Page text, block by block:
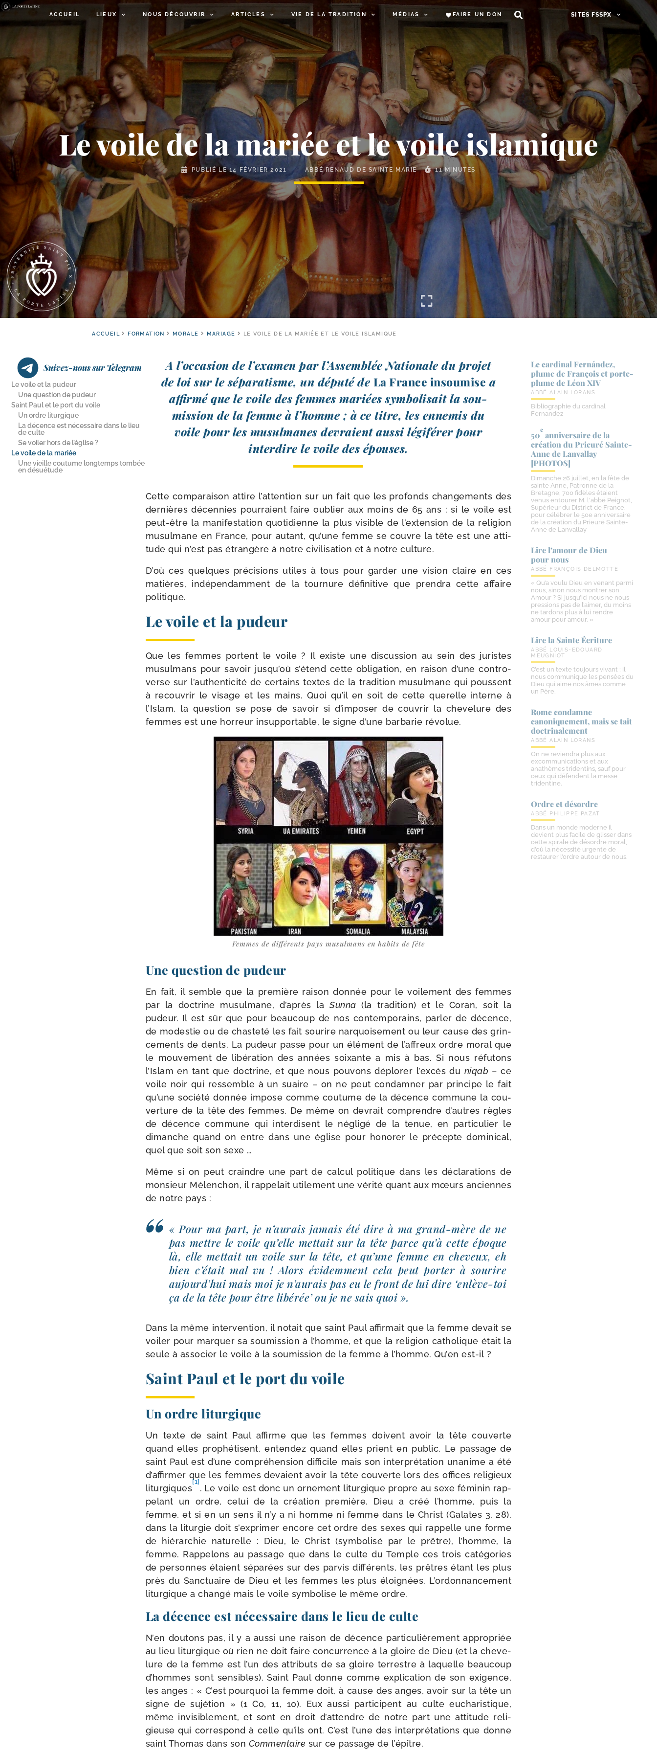
ACCUEIL LIEUX NOUS DÉCOUVRIR ARTICLES VIE DE LA TRADITION MÉDIAS FAIRE UN DON SITES FSSPX
Le voile de la mariée et le voile islamique
PUBLIÉ LE14 FÉVRIER 2021 ABBÉ RENAUD DE SAINTE MARIE 11 MINUTES
ACCUEIL FORMATION MORALE MARIAGE LE VOILE DE LA MARIÉE ET LE VOILE ISLAMIQUE
Suivez-nous sur Telegram
Le voile et la pudeur
Une question de pudeur
Saint Paul et le port du voile
Un ordre liturgique
La décence est nécessaire dans le lieu
de culte
Se voiler hors de l’église ?
Le voile de la mariée
Une vieille coutume longtemps tombée
en désuétude
A l’occasion de l’examen par l’Assemblée Nationale du pro­jet
de loi sur le sépa­ra­tisme, un dépu­té de La France insou­mise a
affir­mé que le voile des femmes mariées sym­bo­li­sait la sou­
mis­sion de la femme à l’homme ; à ce titre, les enne­mis du
voile pour les musul­manes devraient aus­si légi­fé­rer pour
inter­dire le voile des épouses.
Cette com­pa­rai­son attire l’attention sur un fait que les pro­fonds chan­ge­ments des
der­nières décen­nies pour­raient faire oublier aux moins de 65 ans : si le voile est
peut-​être la mani­fes­ta­tion quo­ti­dienne la plus visible de l’extension de la reli­gion
musul­mane en France, pour autant, qu’une femme se couvre la tête est une atti­
tude qui n’est pas étran­gère à notre civi­li­sa­tion et à notre culture.
D’où ces quelques pré­ci­sions utiles à tous pour gar­der une vision claire en ces
matières, indé­pen­dam­ment de la tour­nure défi­ni­tive que pren­dra cette affaire
politique.
Le voile et la pudeur
Que les femmes portent le voile ? Il existe une dis­cus­sion au sein des juristes
musul­mans pour savoir jusqu’où s’étend cette obli­ga­tion, en rai­son d’une contro­
verse sur l’authenticité de cer­tains textes de la tra­di­tion musul­mane qui poussent
à recou­vrir le visage et les mains. Quoi qu’il en soit de cette que­relle interne à
l’Islam, la ques­tion se pose de savoir si d’imposer de cou­vrir la che­ve­lure des
femmes est une hor­reur insup­por­table, le signe d’une bar­ba­rie révolue.
Femmes de dif­fé­rents pays musul­mans en habits de fête
Une question de pudeur
En fait, il semble que la pre­mière rai­son don­née pour le voi­le­ment des femmes
par la doc­trine musul­mane, d’après laSunna (la tra­di­tion) et le Coran, soit la
pudeur. Il est sûr que pour beau­coup de nos contem­po­rains, par­ler de décence,
de modes­tie ou de chas­te­té les fait sou­rire nar­quoi­se­ment ou leur cause des grin­
ce­ments de dents. La pudeur passe pour un élé­ment de l’affreux ordre moral que
le mou­ve­ment de libé­ra­tion des années soixante a mis à bas. Si nous réfu­tons
l’Islam en tant que doc­trine, et que nous pou­vons déplo­rer l’excès du niqab – ce
voile noir qui res­semble à un suaire – on ne peut condam­ner par prin­cipe le fait
qu’une socié­té don­née impose comme cou­tume de la décence com­mune la cou­
ver­ture de la tête des femmes. De même on devrait com­prendre d’autres règles
de décence com­mune qui inter­disent le négli­gé de la tenue, en par­ti­cu­lier le
dimanche quand on entre dans une église pour hono­rer le pré­cepte domi­ni­cal,
quel que soit son sexe …
Même si on peut craindre une part de cal­cul poli­tique dans les décla­ra­tions de
mon­sieur Mélenchon, il rap­pe­lait uti­le­ment une véri­té quant aux mœurs anciennes
de notre pays :
« Pour ma part, je n’aurais jamais été dire à ma grand-​mère de ne
pas mettre le voile qu’elle met­tait sur la tête parce qu’à cette époque
là, elle met­tait un voile sur la tête, et qu’une femme en che­veux, eh
bien c’était mal vu ! Alors évi­dem­ment cela peut por­ter à sou­rire
aujourd’hui mais moi je n’aurais pas eu le front de lui dire ‘enlève-​toi
ça de la tête pour être libé­rée’ ou je ne sais quoi ».
Dans la même inter­ven­tion, il notait que saint Paul affir­mait que la femme devait se
voi­ler pour mar­quer sa sou­mis­sion à l’homme, et que la reli­gion catho­lique était la
seule à asso­cier le voile à la sou­mis­sion de la femme à l’homme. Qu’en est-il ?
Saint Paul et le port du voile
Un ordre liturgique
Un texte de saint Paul affirme que les femmes doivent avoir la tête cou­verte
quand elles pro­phé­tisent, enten­dez quand elles prient en public. Le pas­sage de
saint Paul est d’une com­pré­hen­sion dif­fi­cile mais son inter­pré­ta­tion una­nime a été
d’affirmer que les femmes devaient avoir la tête cou­verte lors des offices reli­gieux
litur­giques
[1]
. Le voile est donc un orne­ment litur­gique propre au sexe fémi­nin rap­
pe­lant un ordre, celui de la créa­tion pre­mière. Dieu a créé l’homme, puis la
femme, et si en un sens il n’y a ni homme ni femme dans le Christ (Galates 3, 28),
dans la litur­gie doit s’exprimer encore cet ordre des sexes qui rap­pelle une forme
de hié­rar­chie natu­relle : Dieu, le Christ (sym­bo­li­sé par le prêtre), l’homme, la
femme. Rappelons au pas­sage que dans le culte du Temple ces trois caté­go­ries
de per­sonnes étaient sépa­rées sur des par­vis dif­fé­rents, les prêtres étant les plus
près du Sanctuaire de Dieu et les femmes les plus éloi­gnées. L’ordonnancement
litur­gique a chan­gé mais le voile sym­bo­lise le même ordre.
La décence est nécessaire dans le lieu de culte
N’en dou­tons pas, il y a aus­si une rai­son de décence par­ti­cu­liè­re­ment appro­priée
au lieu litur­gique où rien ne doit faire concur­rence à la gloire de Dieu (et la che­ve­
lure de la femme est l’un des attri­buts de sa gloire ter­restre à laquelle beau­coup
d’hommes sont sen­sibles). Saint Paul donne comme expli­ca­tion de son exi­gence,
les anges : « C’est pour­quoi la femme doit, à cause des anges, avoir sur la tête un
signe de sujé­tion » (1 Co, 11, 10). Eux aus­si par­ti­cipent au culte eucha­ris­tique,
même invi­si­ble­ment, et sont en droit d’attendre de notre part une atti­tude reli­
gieuse qui cor­res­pond à celle qu’ils ont. C’est l’une des inter­pré­ta­tions que donne
saint Thomas dans son Commentaire sur ce pas­sage de l’épître.
Le cardinal Fernández,
plume de François et porte-​
plume de Léon XIV
ABBÉ ALAIN LORANS
Bibliographie du cardinal
Fernandez
50
e
anniversaire de la
création du Prieuré Sainte-​
Anne de Lanvallay
[PHOTOS]
Dimanche 26 juillet, en la fête de
sainte Anne, Patronne de la
Bretagne, 700 fidèles étaient
venus entourer M. l'abbé Peignot,
Supérieur du District de France,
pour célébrer le 50e anniversaire
de la création du Prieuré Sainte-
Anne de Lanvallay
Lire l’amour de Dieu
pour nous
ABBÉ FRANÇOIS DELMOTTE
« Qu’a voulu Dieu en venant parmi
nous, sinon nous montrer son
Amour ? Si jusqu’ici nous ne nous
pressions pas de l’aimer, du moins
ne tardons plus à lui rendre
amour pour amour. »
Lire la Sainte Écriture
ABBÉ LOUIS-EDOUARD
MEUGNIOT
C’est un texte toujours vivant ; il
nous communique les pensées du
Dieu qui aime nos âmes comme
un Père.
Rome condamne
canoniquement, mais se tait
doctrinalement
ABBÉ ALAIN LORANS
On ne reviendra plus aux
excommunications et aux
anathèmes tridentins, sauf pour
ceux qui défendent la messe
tridentine.
Ordre et désordre
ABBÉ PHILIPPE PAZAT
Dans un monde moderne il
devient plus facile de glisser dans
cette spirale de désordre moral,
d’où la nécessité urgente de
restaurer l’ordre autour de nous.